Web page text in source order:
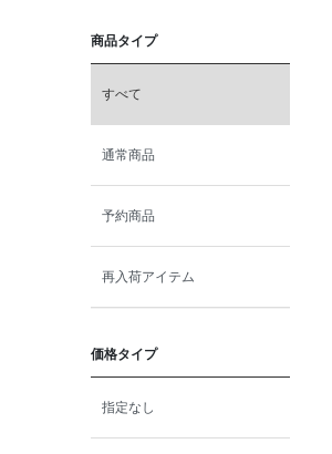
商品タイプ
すべて
通常商品
予約商品
再入荷アイテム
価格タイプ
指定なし